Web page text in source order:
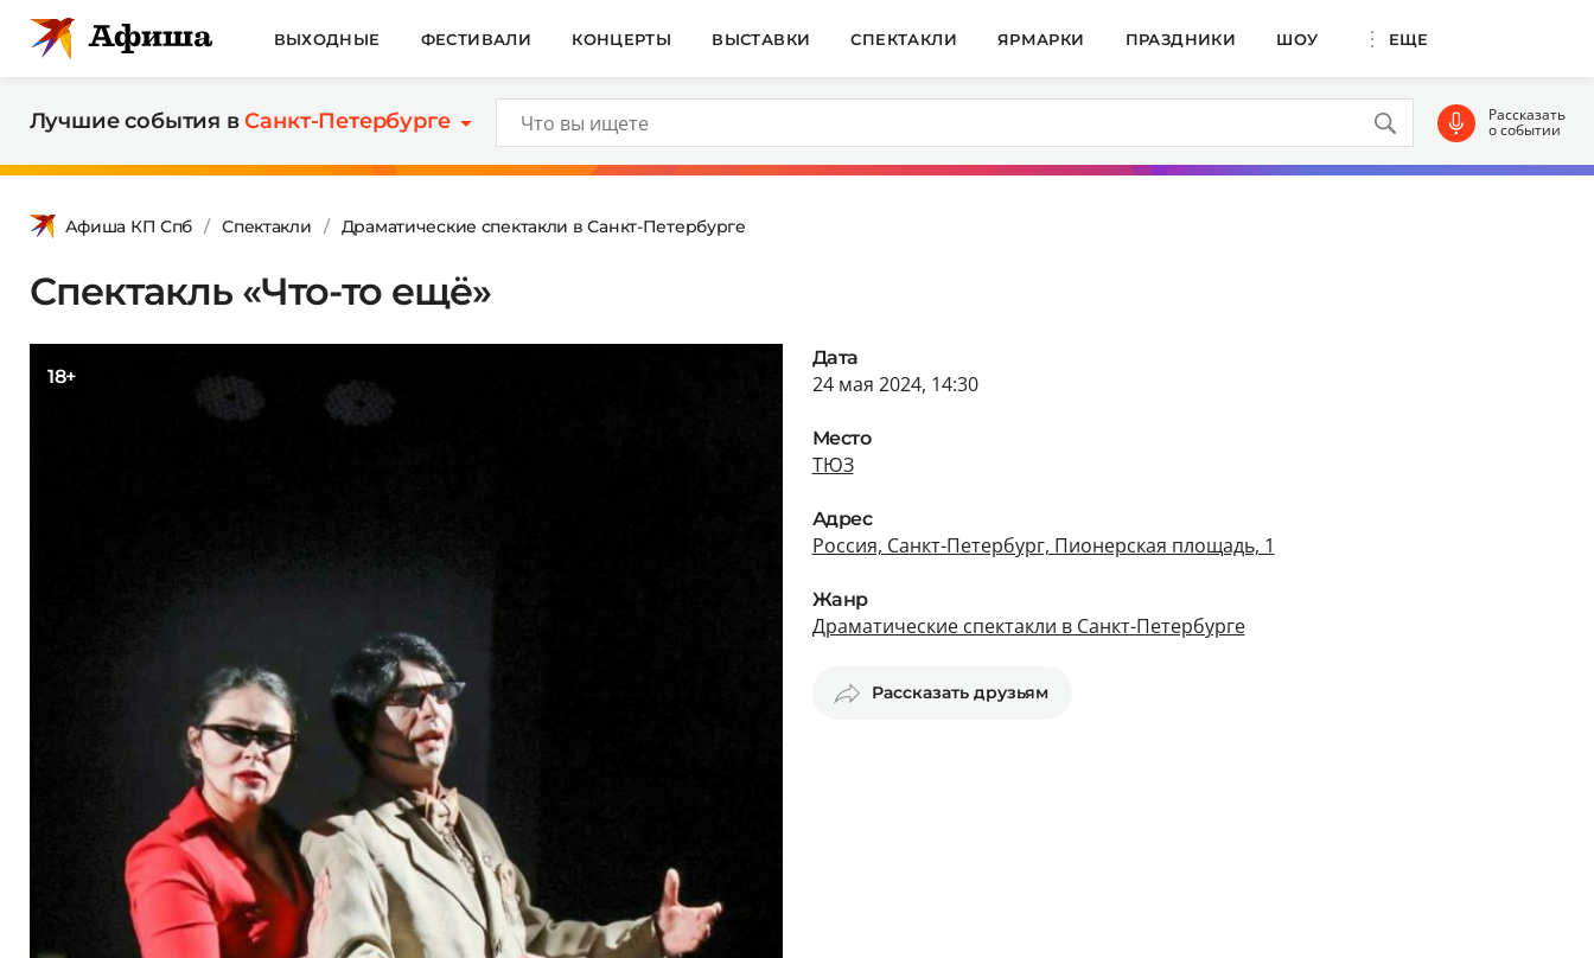
ВЫХОДНЫЕ ФЕСТИВАЛИ КОНЦЕРТЫ ВЫСТАВКИ СПЕКТАКЛИ ЯРМАРКИ ПРАЗДНИКИ ШОУ ЕЩЕ
Лучшие события вСанкт-Петербурге Рассказать
о событии
Афиша КП Спб Спектакли Драматические спектакли в Санкт-Петербурге
Спектакль «Что-то ещё»
18+
Дата
24 мая 2024, 14:30
Место
ТЮЗ
Адрес
Россия, Санкт-Петербург, Пионерская площадь, 1
Жанр
Драматические спектакли в Санкт-Петербурге
Рассказать друзьям